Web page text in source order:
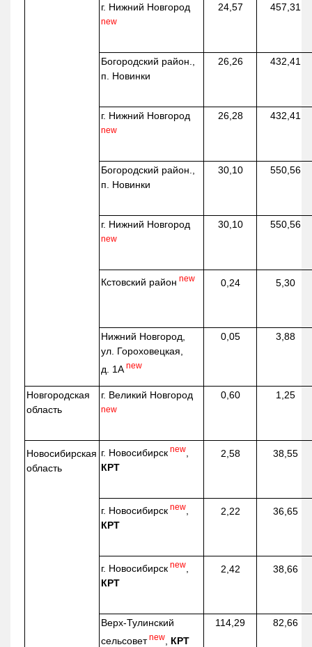
г. Нижний Новгород
new
24,57 457,31
Богородский район.,
п. Новинки
26,26 432,41
г. Нижний Новгород
new
26,28 432,41
Богородский район.,
п. Новинки
30,10 550,56
г. Нижний Новгород
new
30,10 550,56
Кстовский район new 0,24 5,30
Нижний Новгород,
ул. Гороховецкая,
д. 1А new
0,05 3,88
Новгородская
область
г. Великий Новгород
new
0,60 1,25
Новосибирская
область
г. Новосибирск new
КРТ
2,58 38,55
г. Новосибирск new
КРТ
2,22 36,65
г. Новосибирск new
КРТ
2,42 38,66
Верх-Тулинский
сельсовет new КРТ
114,29 82,66